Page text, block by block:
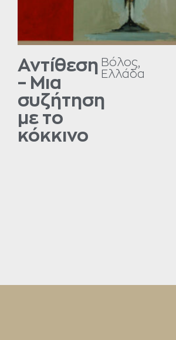
Αντίθεση
– Μια
συζήτηση
με το
κόκκινο
Βόλος,
Ελλάδα